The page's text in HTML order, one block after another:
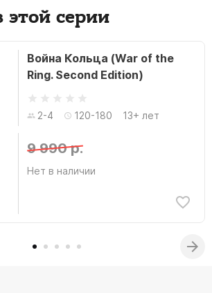
серии
Война Кольца (War of the
Ring. Second Edition)
2-4 120-180 13+ лет
9 990 р.
Нет в наличии